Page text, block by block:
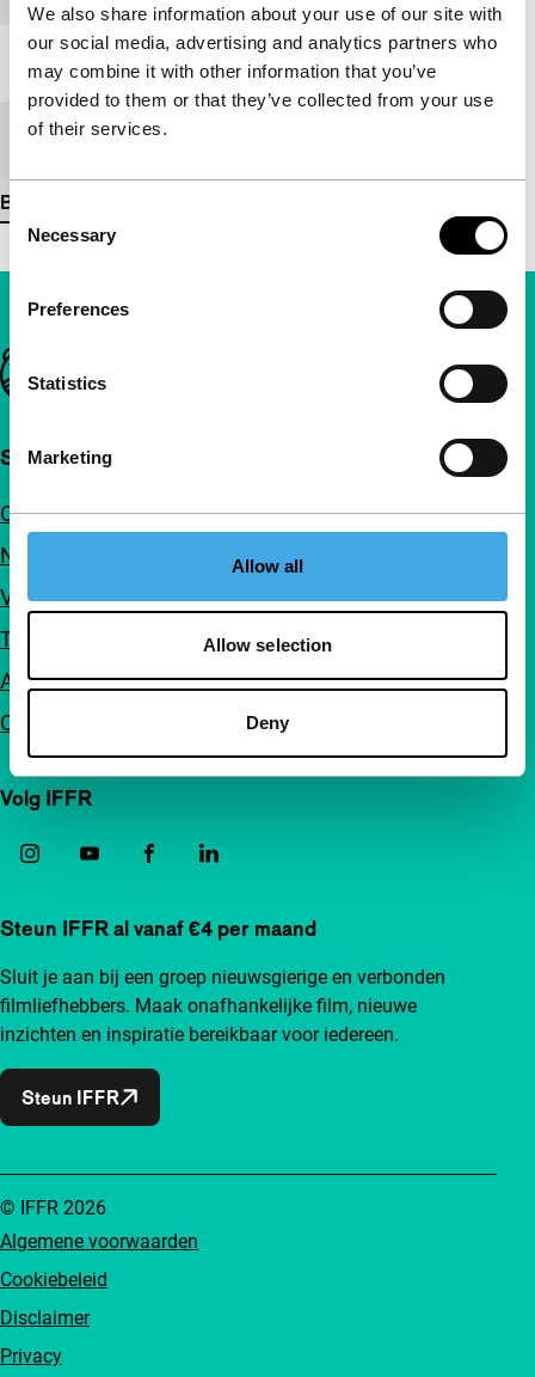
We also share information about your use of our site with
our social media, advertising and analytics partners who
may combine it with other information that you’ve
provided to them or that they’ve collected from your use
of their services.
Consent
Selection
Necessary
Preferences
Statistics
Marketing
Allow all
Allow selection
Deny
Lengte 84'
Medium/Formaat
Bekijk meer details
Belangrijke links
Snel naar
Over ons
Nieuwsbrieven
Veelgestelde vragen
Toegankelijkheid
Adverteren
Contact
Volg IFFR
Steun IFFR al vanaf €4 per maand
Sluit je aan bij een groep nieuwsgierige en verbonden
filmliefhebbers. Maak onafhankelijke film, nieuwe
inzichten en inspiratie bereikbaar voor iedereen.
Steun IFFR
Algemene voorwaarden
Cookiebeleid
Disclaimer
Privacy
© IFFR 2026